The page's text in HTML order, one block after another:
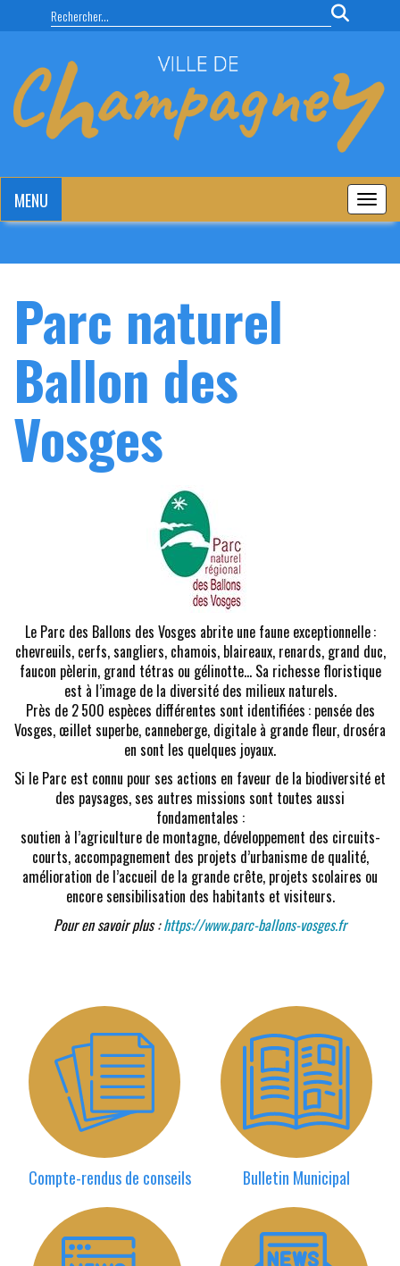
MENU
MENU
Parc naturel
Ballon des
Vosges
Le Parc des Ballons des Vosges abrite une faune exceptionnelle :
chevreuils, cerfs, sangliers, chamois, blaireaux, renards, grand duc,
faucon pèlerin, grand tétras ou gélinotte… Sa richesse floristique
est à l’image de la diversité des milieux naturels.
Près de 2 500 espèces différentes sont identifiées : pensée des
Vosges, œillet superbe, canneberge, digitale à grande fleur, droséra
en sont les quelques joyaux.
Si le Parc est connu pour ses actions en faveur de la biodiversité et
des paysages, ses autres missions sont toutes aussi
fondamentales :
soutien à l’agriculture de montagne, développement des circuits-
courts, accompagnement des projets d’urbanisme de qualité,
amélioration de l’accueil de la grande crête, projets scolaires ou
encore sensibilisation des habitants et visiteurs.
Pour en savoir plus :https://www.parc-ballons-vosges.fr
Compte-rendus de conseils Bulletin Municipal
Panneau de gestion des cookies